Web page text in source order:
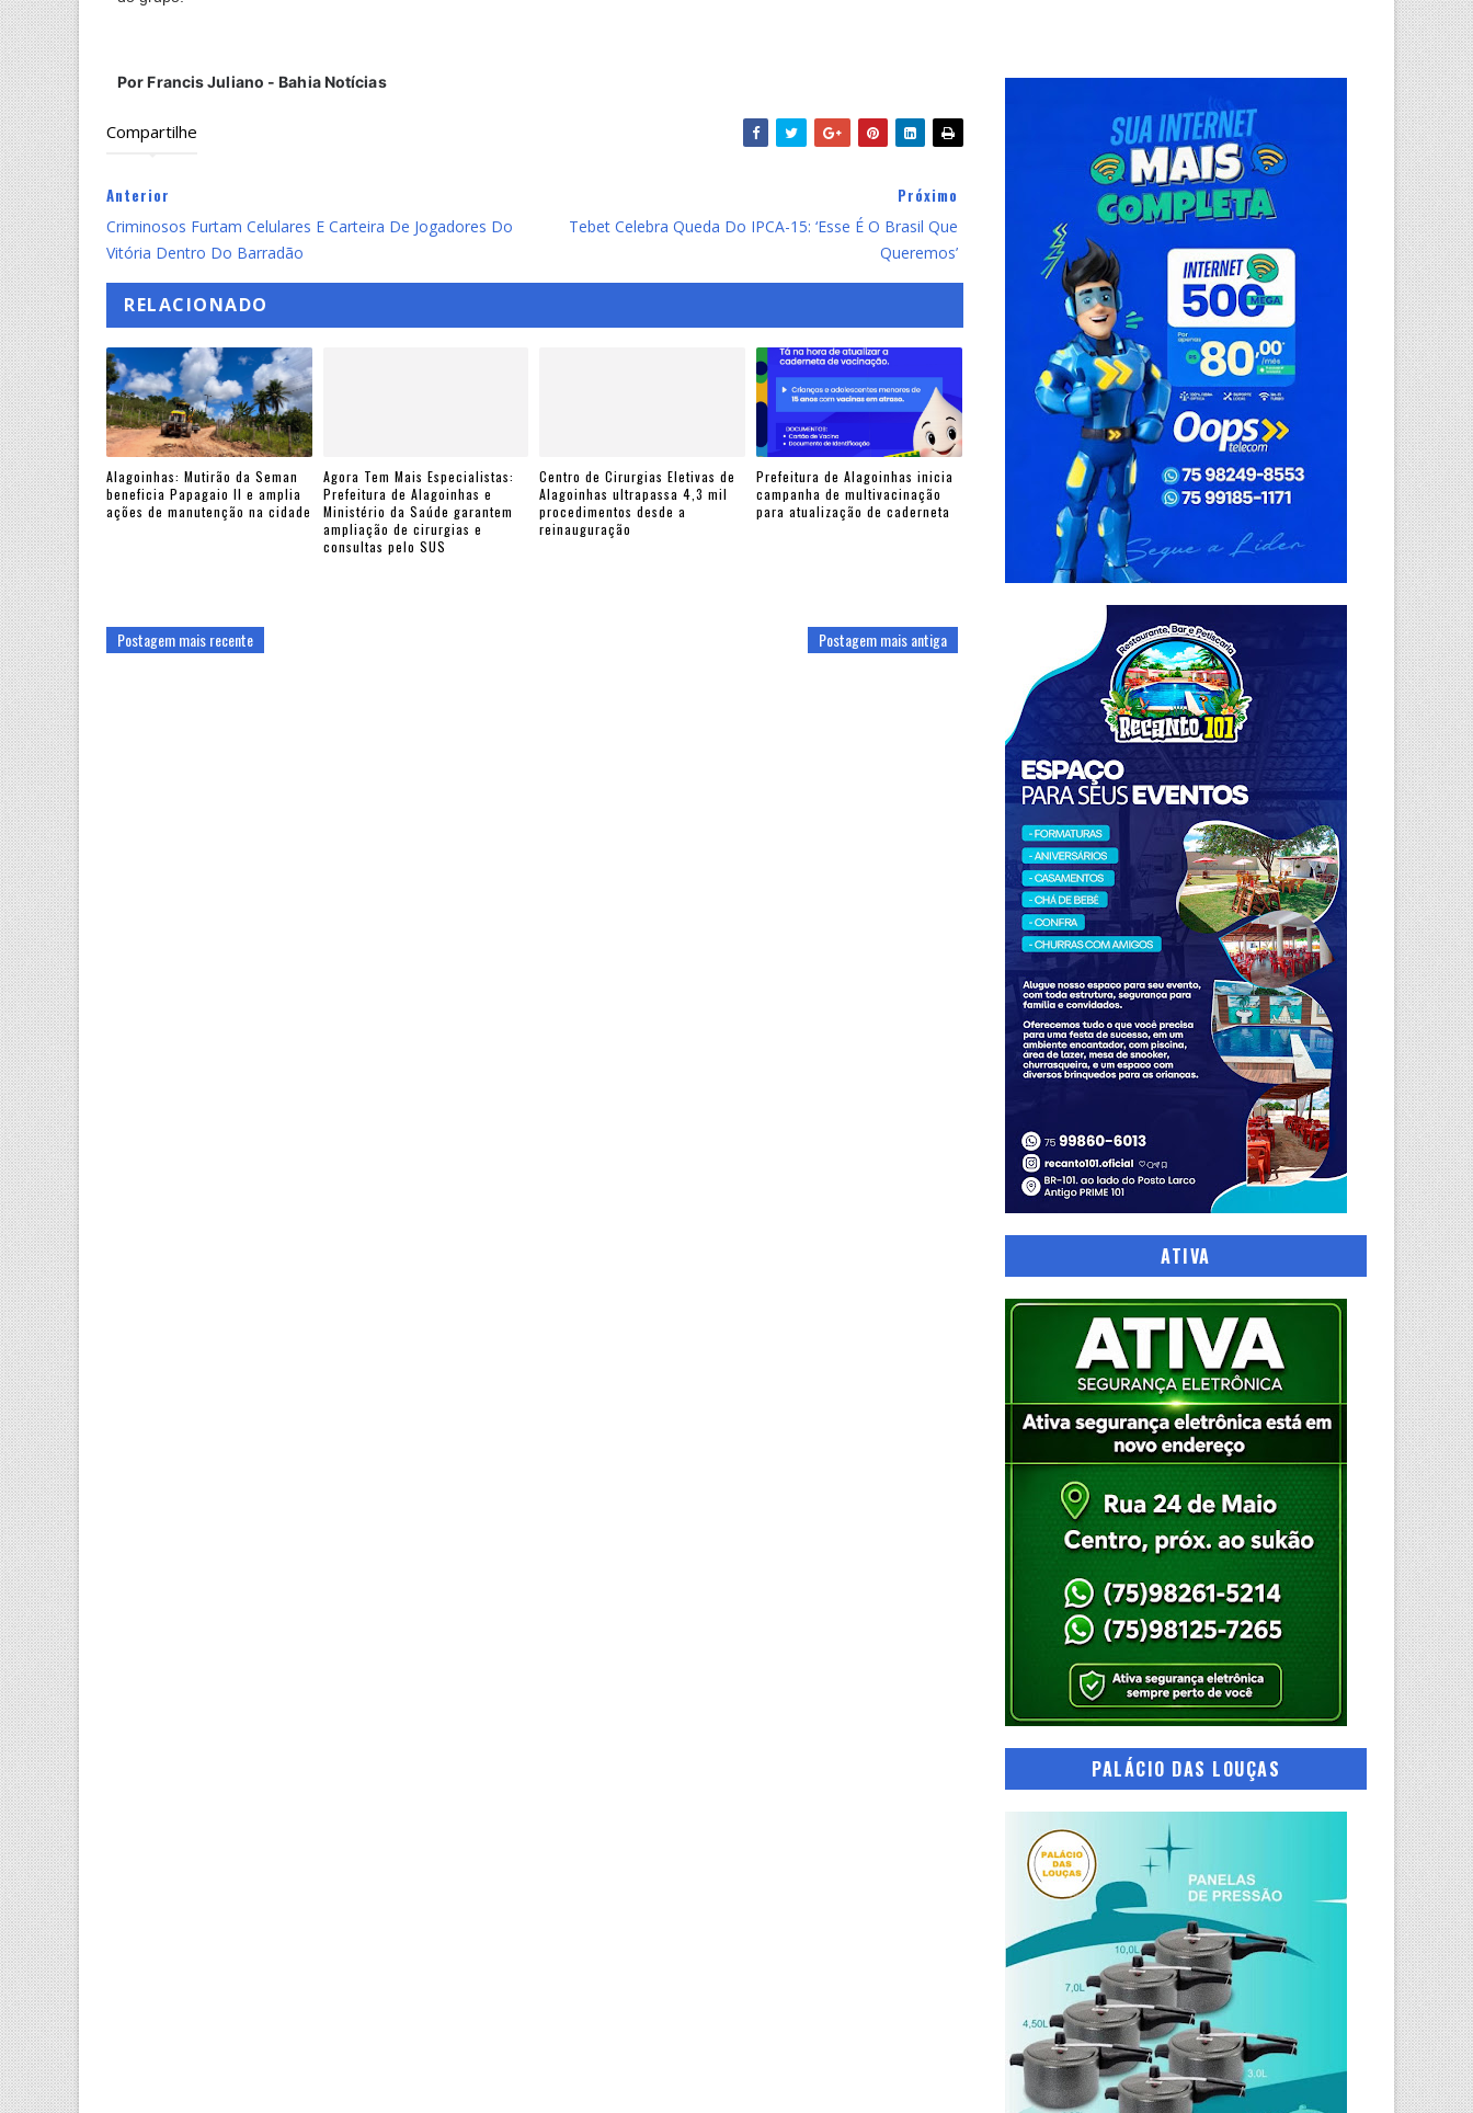
PorFrancis Juliano - Bahia Notícias
Compartilhe
Anterior
Criminosos Furtam Celulares E Carteira De Jogadores Do
Vitória Dentro Do Barradão
Próximo
Tebet Celebra Queda Do IPCA-15: ‘Esse É O Brasil Que
Queremos’
RELACIONADO
Alagoinhas: Mutirão da Seman
beneficia Papagaio II e amplia
ações de manutenção na cidade
Agora Tem Mais Especialistas:
Prefeitura de Alagoinhas e
Ministério da Saúde garantem
ampliação de cirurgias e
consultas pelo SUS
Centro de Cirurgias Eletivas de
Alagoinhas ultrapassa 4,3 mil
procedimentos desde a
reinauguração
Prefeitura de Alagoinhas inicia
campanha de multivacinação
para atualização de caderneta
Postagem mais recente Postagem mais antiga
ATIVA
PALÁCIO DAS LOUÇAS